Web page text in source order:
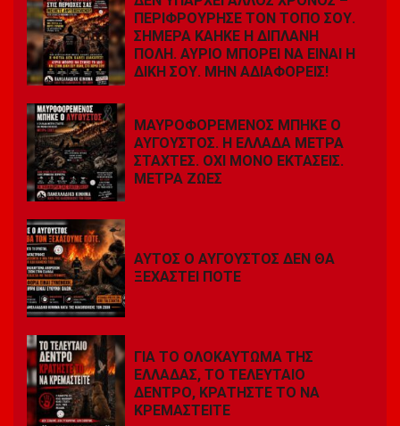
ΠΕΡΙΦΡΟΥΡΗΣΕ ΤΟΝ ΤΟΠΟ ΣΟΥ.
ΣΗΜΕΡΑ ΚΑΗΚΕ Η ΔΙΠΛΑΝΗ
ΠΟΛΗ. ΑΥΡΙΟ ΜΠΟΡΕΙ ΝΑ ΕΙΝΑΙ Η
ΔΙΚΗ ΣΟΥ. ΜΗΝ ΑΔΙΑΦΟΡΕΙΣ!
ΜΑΥΡΟΦΟΡΕΜΕΝΟΣ ΜΠΗΚΕ Ο
ΑΥΓΟΥΣΤΟΣ. Η ΕΛΛΑΔΑ ΜΕΤΡΑ
ΣΤΑΧΤΕΣ. ΟΧΙ ΜΟΝΟ ΕΚΤΑΣΕΙΣ.
ΜΕΤΡΑ ΖΩΕΣ
ΑΥΤΟΣ Ο ΑΥΓΟΥΣΤΟΣ ΔΕΝ ΘΑ
ΞΕΧΑΣΤΕΙ ΠΟΤΕ
ΓΙΑ ΤΟ ΟΛΟΚΑΥΤΩΜΑ ΤΗΣ
ΕΛΛΑΔΑΣ, ΤΟ ΤΕΛΕΥΤΑΙΟ
ΔΕΝΤΡΟ, ΚΡΑΤΗΣΤΕ ΤΟ ΝΑ
ΚΡΕΜΑΣΤΕΙΤΕ